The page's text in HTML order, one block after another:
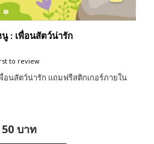
: เพื่อนสัตว์น่ารัก
to review
อนสัตว์น่ารัก แถมฟรีสติกเกอร์ภายใน
50 บาท